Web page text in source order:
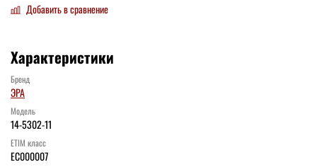
Добавить в сравнение
Характеристики
Бренд
ЭРА
Модель
14-5302-11
ETIM класс
EC000007